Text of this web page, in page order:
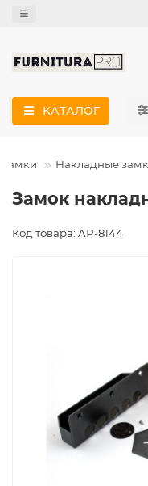
КАТАЛОГ
Накладные
Замок
Код товара: AP-8144